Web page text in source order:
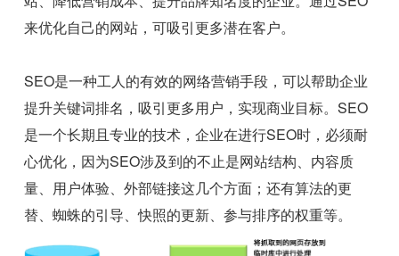
来优化自己的网站，可吸引更多潜在客户。
SEO是一种工人的有效的网络营销手段，可以帮助企业
提升关键词排名，吸引更多用户，实现商业目标。SEO
是一个长期且专业的技术，企业在进行SEO时，必须耐
心优化，因为SEO涉及到的不止是网站结构、内容质
量、用户体验、外部链接这几个方面；还有算法的更
替、蜘蛛的引导、快照的更新、参与排序的权重等。